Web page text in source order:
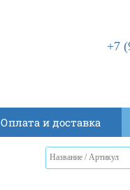
+7
Оплата и доставка